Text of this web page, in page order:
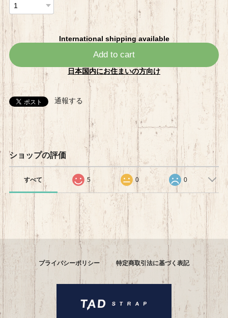
International shipping available
Add to cart
日本国内にお住まいの方向け
通報する
ショップの評価
すべて 5 0 0
プライバシーポリシー 特定商取引法に基づく表記